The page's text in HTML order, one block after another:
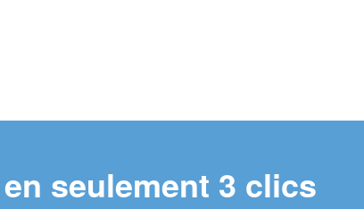
seulement 3 clics